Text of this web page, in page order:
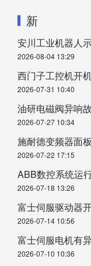
新
安川工业机器人
2026-08-04 13:29
西门子工控机开
2026-07-31 10:40
油研电磁阀异响
2026-07-27 10:34
施耐德变频器面
2026-07-22 17:15
ABB数控系统运
2026-07-18 13:26
富士伺服驱动器
2026-07-14 10:56
富士伺服电机有
2026-07-10 10:36